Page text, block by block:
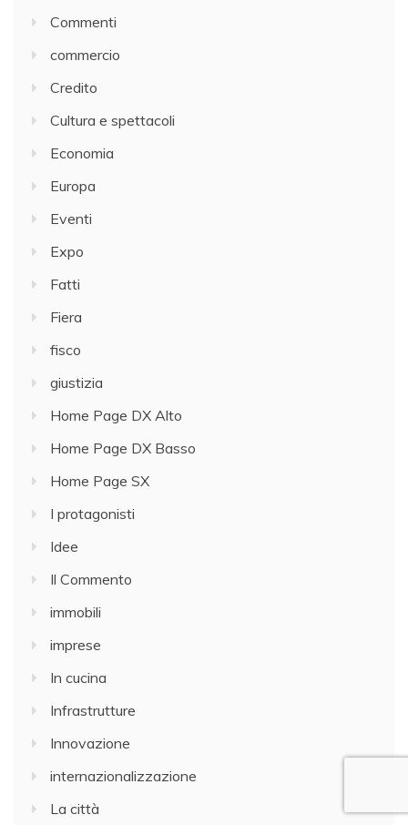
Commenti
commercio
Credito
Cultura e spettacoli
Economia
Europa
Eventi
Expo
Fatti
Fiera
fisco
giustizia
Home Page DX Alto
Home Page DX Basso
Home Page SX
I protagonisti
Idee
Il Commento
immobili
imprese
In cucina
Infrastrutture
Innovazione
internazionalizzazione
La città